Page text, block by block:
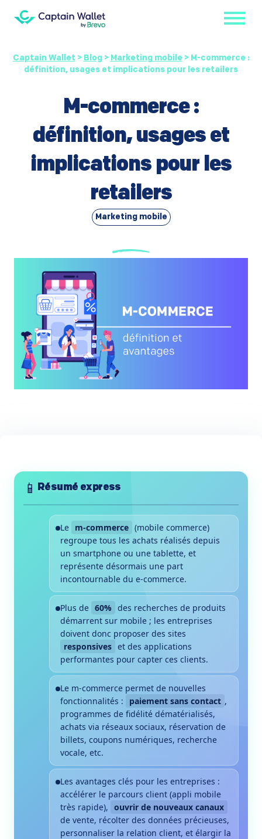
Captain Wallet > Blog> Marketing mobile > M-commerce :
définition, usages et implications pour les retailers
M-commerce :
définition, usages et
implications pour les
retailers
Marketing mobile
📱 Résumé express
Le m-commerce (mobile commerce)
regroupe tous les achats réalisés depuis
un smartphone ou une tablette, et
représente désormais une part
incontournable du e-commerce.
Plus de 60% des recherches de produits
démarrent sur mobile ; les entreprises
doivent donc proposer des sites
responsives et des applications
performantes pour capter ces clients.
Le m-commerce permet de nouvelles
fonctionnalités :
paiement sans contact ,
programmes de fidélité dématérialisés,
achats via réseaux sociaux, réservation de
billets, coupons numériques, recherche
vocale, etc.
Les avantages clés pour les entreprises :
accélérer le parcours client (appli mobile
très rapide), ouvrir de nouveaux canaux
de vente, récolter des données précieuses,
personnaliser la relation client, et élargir la